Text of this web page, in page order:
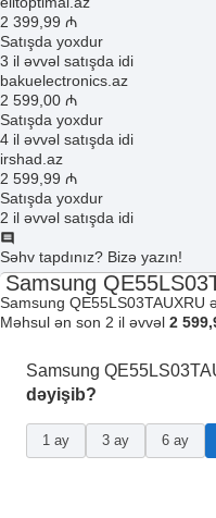
2 399 ,99 ₼
Satışda yoxdur
3 il əvvəl satışda idi
bakuelectronics.az
2 599 ,00 ₼
Satışda yoxdur
4 il əvvəl satışda idi
irshad.az
2 599 ,99 ₼
Satışda yoxdur
2 il əvvəl satışda idi
Səhv tapdınız? Bizə yazın!
Samsung
Samsung QE55LS03TAUXRU
Məhsul ən son 2 il əvvəl 2
Samsung
dəyişib?
1 ay 3 ay 6 ay